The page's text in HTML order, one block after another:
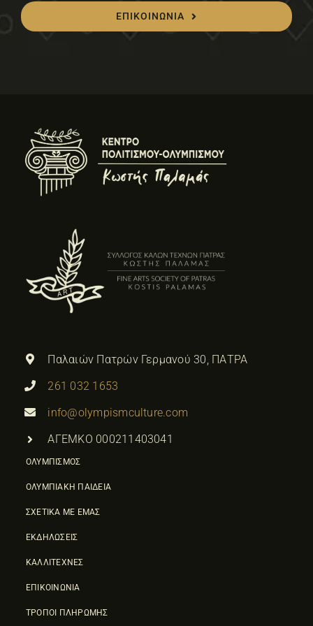
ΕΠΙΚΟΙΝΩΝΙΑ
Παλαιών Πατρών Γερμανού 30, ΠΑΤΡΑ
261 032 1653
info@olympismculture.com
ΑΓΕΜΚΟ 000211403041
ΟΛΥΜΠΙΣΜΟΣ
ΟΛΥΜΠΙΑΚΗ ΠΑΙΔΕΙΑ
ΣΧΕΤΙΚΑ ΜΕ ΕΜΑΣ
ΕΚΔΗΛΩΣΕΙΣ
ΚΑΛΛΙΤΕΧΝΕΣ
ΕΠΙΚΟΙΝΩΝΙΑ
ΤΡΟΠΟΙ ΠΛΗΡΩΜΗΣ